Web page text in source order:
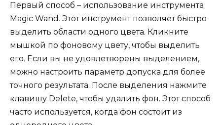
Первый способ – использование инструмента
Magic Wand. Этот инструмент позволяет быстро
выделить области одного цвета. Кликните
мышкой по фоновому цвету, чтобы выделить
его. Если вы не удовлетворены выделением,
можно настроить параметр допуска для более
точного результата. После выделения нажмите
клавишу Delete, чтобы удалить фон. Этот способ
часто используется, когда фон состоит из